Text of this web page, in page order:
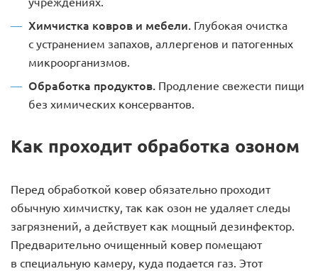
Химчистка ковров и мебели. Глубокая очистка
с устранением запахов, аллергенов и патогенных
микроорганизмов.
Обработка продуктов. Продление свежести пищи
без химических консервантов.
Как проходит обработка озоном
Перед обработкой ковер обязательно проходит
обычную химчистку, так как озон не удаляет следы
загрязнений, а действует как мощный дезинфектор.
Предварительно очищенный ковер помещают
в специальную камеру, куда подается газ. Этот